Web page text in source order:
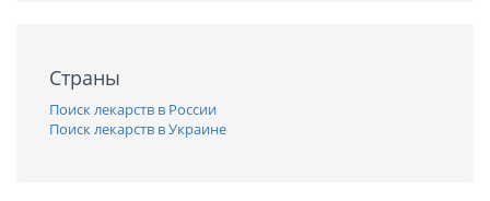
Страны
Поиск лекарств в России
Поиск лекарств в Украине